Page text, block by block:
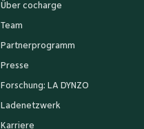
Über cocharge
Team
Partnerprogramm
Presse
Forschung: LA DYNZO
Ladenetzwerk
Karriere